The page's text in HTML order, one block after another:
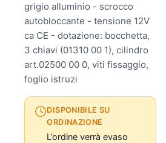
grigio alluminio - scrocco
autobloccante - tensione 12V
ca CE - dotazione: bocchetta,
3 chiavi (01310 00 1), cilindro
art.02500 00 0, viti fissaggio,
foglio istruzi
DISPONIBILE SU
ORDINAZIONE
L’ordine verrà evaso